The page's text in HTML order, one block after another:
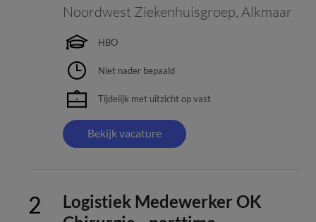
Noordwest Ziekenhuisgroep, Alkmaar
HBO
Niet nader bepaald
Tijdelijk met uitzicht op vast
Bekijk vacature
Logistiek Medewerker OK